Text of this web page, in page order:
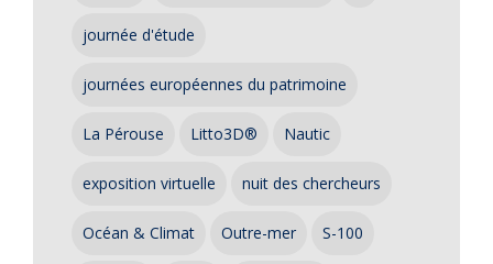
journée d'étude
journées européennes du patrimoine
La Pérouse Litto3D® Nautic
exposition virtuelle nuit des chercheurs
Océan & Climat Outre-mer S-100